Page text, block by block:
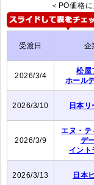
＜PO価格
受渡日 企
2026/3/4
松屋
ホール
2026/3/10 日本
2026/3/9
エヌ・テ
デ
イント
2026/3/13 日本